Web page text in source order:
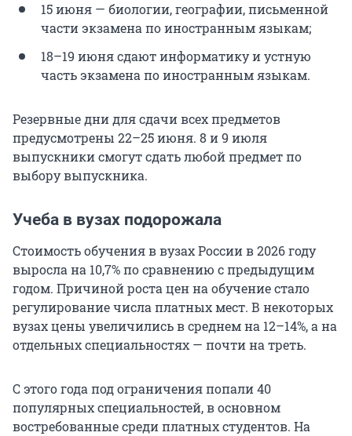
15 июня — биологии, географии, письменной
части экзамена по иностранным языкам;
18–19 июня сдают информатику и устную
часть экзамена по иностранным языкам.
Резервные дни для сдачи всех предметов
предусмотрены 22–25 июня. 8 и 9 июля
выпускники смогут сдать любой предмет по
выбору выпускника.
Учеба в вузах подорожала
Стоимость обучения в вузах России в 2026 году
выросла на 10,7% по сравнению с предыдущим
годом. Причиной роста цен на обучение стало
регулирование числа платных мест. В некоторых
вузах цены увеличились в среднем на 12–14%, а на
отдельных специальностях — почти на треть.
С этого года под ограничения попали 40
популярных специальностей, в основном
востребованные среди платных студентов. На